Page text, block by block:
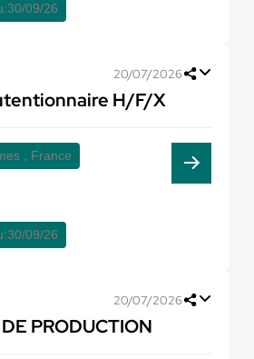
30/09/26
20/07/2026
H/F/X
, France
30/09/26
20/07/2026
PRODUCTION